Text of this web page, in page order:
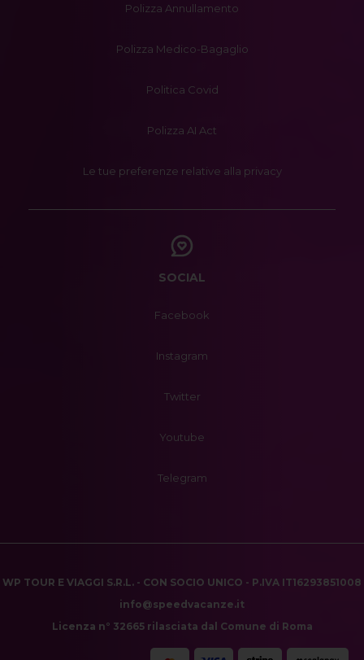
Polizza Annullamento
Polizza Medico-Bagaglio
Politica Covid
Polizza AI Act
Le tue preferenze relative alla privacy
SOCIAL
Facebook
Instagram
Twitter
Youtube
Telegram
WP TOUR E VIAGGI S.R.L. - CON SOCIO UNICO - P.IVA IT16293851008
info@speedvacanze.it
Licenza n° 32665 rilasciata dal Comune di Roma